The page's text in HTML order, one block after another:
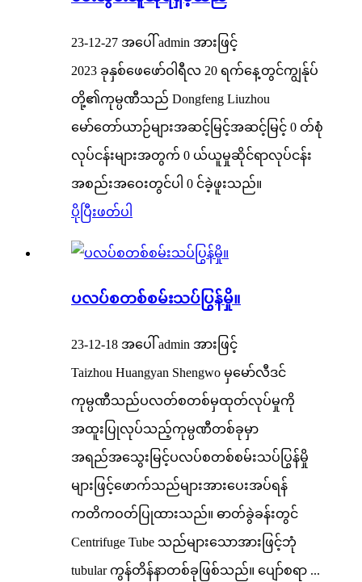
23-12-27 အပေါ် admin အားဖြင့်
2023 ခုနှစ်ဖေဖော်ဝါရီလ 20 ရက်နေ့တွင်ကျွန်ုပ်
တို့၏ကုမ္ပဏီသည် Dongfeng Liuzhou
မော်တော်ယာဉ်များအဆင့်မြင့်အဆင့်မြင့် 0 တ်စုံ
လုပ်ငန်းများအတွက် 0 ယ်ယူမှုဆိုင်ရာလုပ်ငန်း
အစည်းအဝေးတွင်ပါ 0 င်ခဲ့ဖူးသည်။
ပိုပြီးဖတ်ပါ
ပလပ်စတစ်စမ်းသပ်ပြွန်မှို။
23-12-18 အပေါ် admin အားဖြင့်
Taizhou Huangyan Shengwo မှမော်လီဒင်
ကုမ္ပဏီသည်ပလတ်စတစ်မှထုတ်လုပ်မှုကို
အထူးပြုလုပ်သည့်ကုမ္ပဏီတစ်ခုမှာ
အရည်အသွေးမြင့်ပလပ်စတစ်စမ်းသပ်ပြွန်မှို
များဖြင့်ဖောက်သည်များအားပေးအပ်ရန်
ကတိကဝတ်ပြုထားသည်။ ဓာတ်ခွဲခန်းတွင်
Centrifuge Tube သည်များသောအားဖြင့်ဘုံ
tubular ကွန်တိန်နာတစ်ခုဖြစ်သည်။ ပျော်စရာ ...